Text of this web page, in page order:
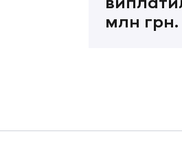
млн грн.